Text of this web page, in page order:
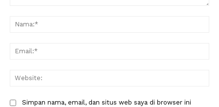
Simpan nama, email, dan situs web saya di browser ini